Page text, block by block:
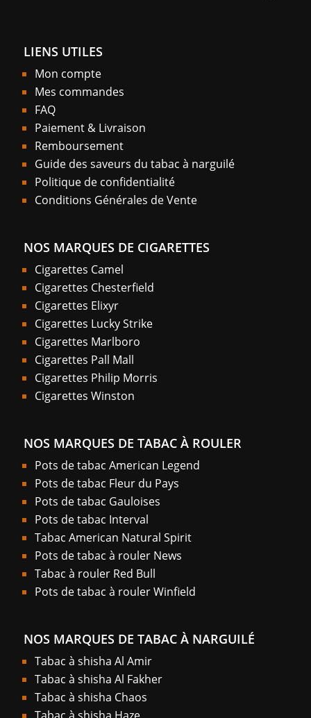
LIENS UTILES
Mon compte
Mes commandes
FAQ
Paiement & Livraison
Remboursement
Guide des saveurs du tabac à narguilé
Politique de confidentialité
Conditions Générales de Vente
NOS MARQUES DE CIGARETTES
Cigarettes Camel
Cigarettes Chesterfield
Cigarettes Elixyr
Cigarettes Lucky Strike
Cigarettes Marlboro
Cigarettes Pall Mall
Cigarettes Philip Morris
Cigarettes Winston
NOS MARQUES DE TABAC À ROULER
Pots de tabac American Legend
Pots de tabac Fleur du Pays
Pots de tabac Gauloises
Pots de tabac Interval
Tabac American Natural Spirit
Pots de tabac à rouler News
Tabac à rouler Red Bull
Pots de tabac à rouler Winfield
NOS MARQUES DE TABAC À NARGUILÉ
Tabac à shisha Al Amir
Tabac à shisha Al Fakher
Tabac à shisha Chaos